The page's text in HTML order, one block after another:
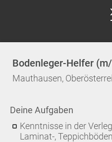
Bodenleger-Helfer
Mauthausen,
Deine Aufgaben
Kenntnisse in der
Laminat-, Teppichböden